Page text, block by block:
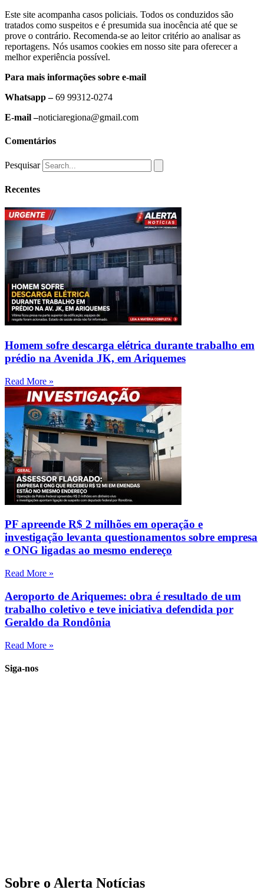
Este site acompanha casos policiais. Todos os conduzidos são
tratados como suspeitos e é presumida sua inocência até que se
prove o contrário. Recomenda-se ao leitor critério ao analisar as
reportagens. Nós usamos cookies em nosso site para oferecer a
melhor experiência possível.
Para mais informações sobre e-mail
Whatsapp –69 99312-0274
E-mail –noticiaregiona@gmail.com
Comentários
Pesquisar
Recentes
Homem sofre descarga elétrica durante trabalho em
prédio na Avenida JK, em Ariquemes
Read More »
PF apreende R$ 2 milhões em operação e
investigação levanta questionamentos sobre empresa
e ONG ligadas ao mesmo endereço
Read More »
Aeroporto de Ariquemes: obra é resultado de um
trabalho coletivo e teve iniciativa defendida por
Geraldo da Rondônia
Read More »
Siga-nos
Sobre o Alerta Notícias